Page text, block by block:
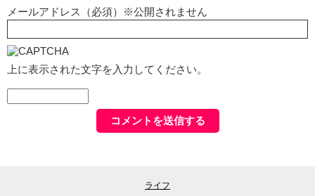
メールアドレス（必須）※公開されません
上に表示された文字を入力してください。
ライフ